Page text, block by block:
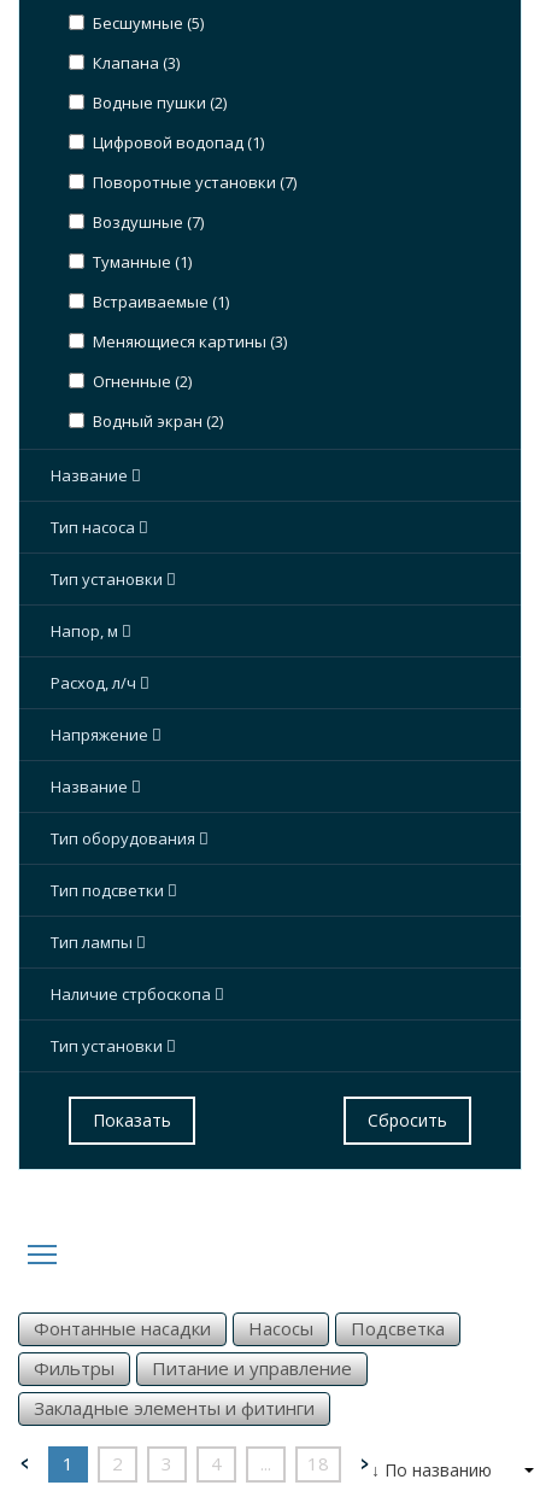
Бесшумные (5)
Клапана (3)
Водные пушки (2)
Цифровой водопад (1)
Поворотные установки (7)
Воздушные (7)
Туманные (1)
Встраиваемые (1)
Меняющиеся картины (3)
Огненные (2)
Водный экран (2)
Название
Тип насоса
Тип установки
Напор, м
Расход, л/ч
Напряжение
Название
Тип оборудования
Тип подсветки
Тип лампы
Наличие стрбоскопа
Тип установки
Фонтанные насадки Насосы
Подсветка
Фильтры
Питание и управление
Закладные элементы и фитинги
1 2 3 4 ... 18